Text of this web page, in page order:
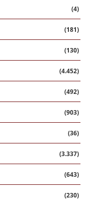
(4)
(181)
(130)
(4.452)
(492)
(903)
(36)
(3.337)
(643)
(230)